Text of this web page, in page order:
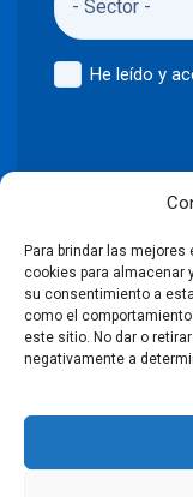
Para brindar las
cookies para almacenar
su consentimiento a
como el
este sitio. No dar o
negativamente a
He leído y
Política